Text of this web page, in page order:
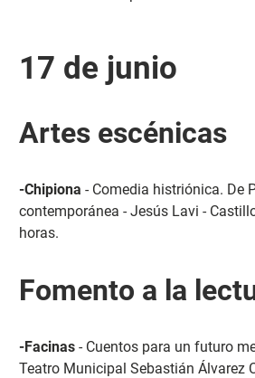
17 de junio
Artes escénicas
-Chipiona - Comedia histriónica. De
contemporánea - Jesús Lavi -
horas.
Fomento a la
-Facinas- Cuentos para un futuro
Teatro Municipal Sebastián Álvarez